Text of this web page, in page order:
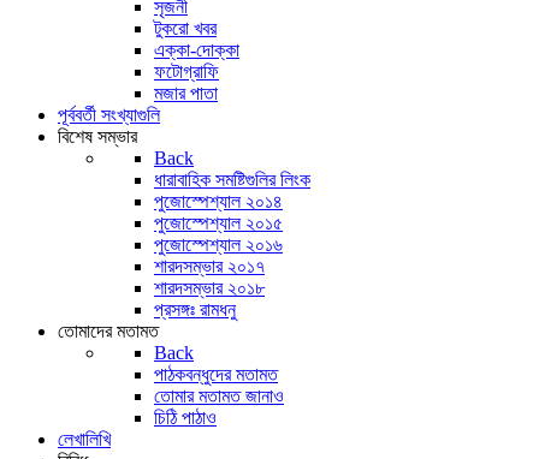
সৃজনী
টুকরো খবর
এক্কা-দোক্কা
ফটোগ্রাফি
মজার পাতা
পূর্ববর্তী সংখ্যাগুলি
বিশেষ সম্ভার
Back
ধারাবাহিক সমষ্টিগুলির লিংক
পুজোস্পেশ্যাল ২০১৪
পুজোস্পেশ্যাল ২০১৫
পুজোস্পেশ্যাল ২০১৬
শারদসম্ভার ২০১৭
শারদসম্ভার ২০১৮
প্রসঙ্গঃ রামধনু
তোমাদের মতামত
Back
পাঠকবন্ধুদের মতামত
তোমার মতামত জানাও
চিঠি পাঠাও
লেখালিখি